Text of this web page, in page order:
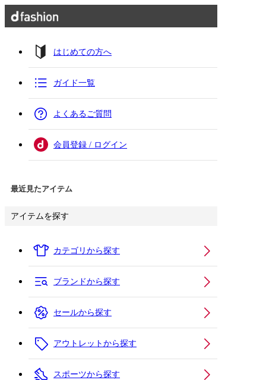
はじめての方へ
ガイド一覧
よくあるご質問
会員登録 / ログイン
最近見たアイテム
アイテムを探す
カテゴリから探す
ブランドから探す
セールから探す
アウトレットから探す
スポーツから探す